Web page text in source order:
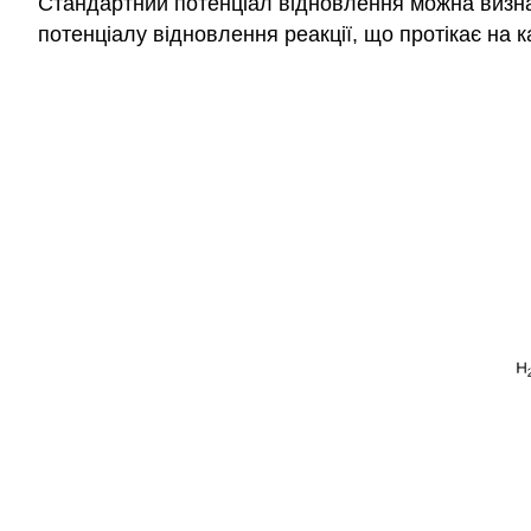
потенціалу відновлення реакції, що протікає